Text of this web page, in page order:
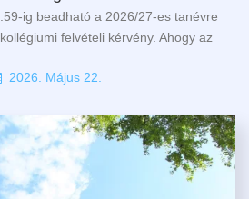
ig beadható a 2026/27-es tanévre
felvételi kérvény. Ahogy az
2026. Május 22.